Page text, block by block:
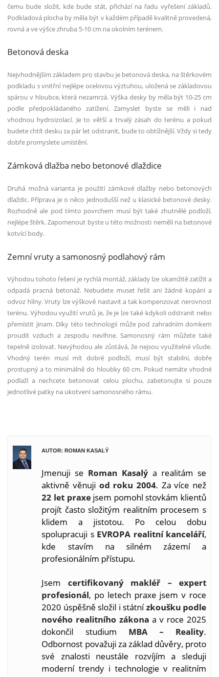
čemu bude složit, kde bude stát, přichází na řadu vyřešení základů.
Podkladová plocha by měla být v každém případě kvalitně provedená,
rovná a ve výšce zhruba 5-10 cm na okolním terénem.
Betonová deska
Nejvhodnějším základem pro stavbu je betonová deska, na štěrkovém
podkladu s vnitřní nejlépe ocelovou výztuhou, uložená se základovou
spárou v hloubce, která nezamrzá. Výška desky by měla být 10-25 cm
podle předpokládaného zatížení. Zamyslet byste se měli i nad
vhodnou hydroizolací. Je to větší a trvalý zásah do terénu a pokud
budete chtít desku za pár let odstranit, bude to obtížnější. Vždy si tedy
dobře promyslete umístění.
Zámková dlažba nebo betonové dlaždice
Druhá možná varianta je použití zámkové dlažby nebo betonových
dlaždic. Příprava je o něco jednodušší než u klasické betonovédesky.
Rozhodně ale pod tímto povrchem musí být také zhutnělé podloží,
nejlépe štěrk. Zapomenout byste u této možnosti neměli na betonové
kotvící body.
Zemní vruty a samonosný podlahový rám
Výhodou tohoto řešení je rychlá montáž, základy lze okamžitě zatížit a
odpadá pracná betonáž. Nebudete muset řešit ani žádné kopání a
odvoz hlíny. Vruty lze výškově nastavit a tak kompenzovat nerovnost
terénu. Výhodou využití vrutů je, že je lze také kdykoli odstranit nebo
přemístit jinam. Díky této technologii může pod zahradním domkem
proudit vzduch a zespodu nevlhne. Samonosný rám můžete také
tepelně izolovat. Nevýhodou ale zůstává, že nejsou využitelné všude.
Vhodný terén musí mít dobré podloží, musí být stabilní, dobře
prostupnýa to minimálně do hloubky 60 cm. Pokud nemáte vhodné
podlaží a nechcete betonovat celou plochu, zabetonujte si pouze
jednotlivé patky na ukotvení samonosného rámu.
AUTOR: ROMAN KASALÝ
Jmenuji se Roman Kasalý a realitám se
aktivně věnuji od roku 2004. Za více než
22 let praxejsem pomohl stovkám klientů
projít často složitým realitním procesem s
klidem a jistotou. Po celou dobu
spolupracuji s EVROPA realitní kanceláří,
kde stavím na silném zázemí a
profesionálním přístupu.
Jsem certifikovaný makléř – expert
profesionál, po letech praxe jsem v roce
2020 úspěšně složil i státnízkoušku podle
nového realitního zákona a v roce 2025
dokončil studium MBA – Reality.
Odbornost považuji za základ důvěry, proto
své znalosti neustále rozvíjím a sleduji
moderní trendy i technologie v realitním